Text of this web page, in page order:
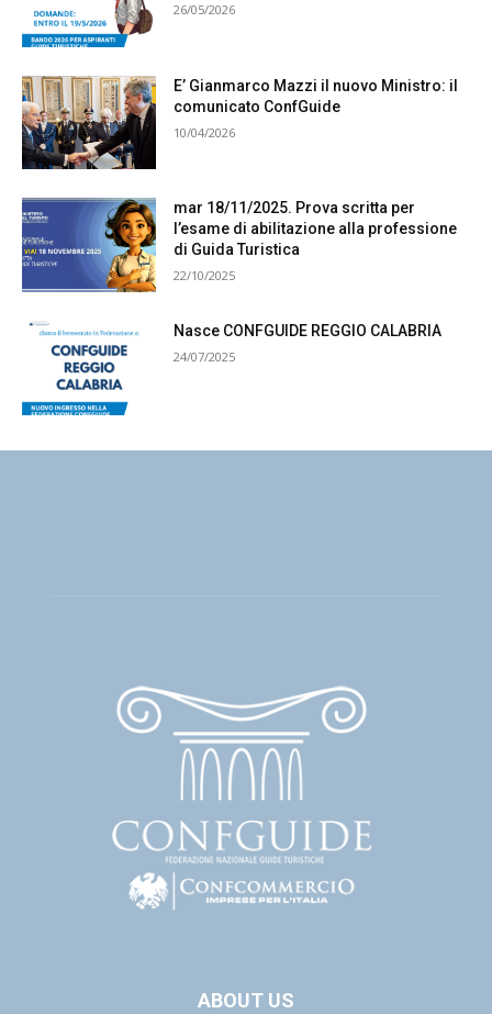
26/05/2026
E’ Gianmarco Mazzi il nuovo Ministro: il
comunicato ConfGuide
10/04/2026
mar 18/11/2025. Prova scritta per
l’esame di abilitazione alla professione
di Guida Turistica
22/10/2025
Nasce CONFGUIDE REGGIO CALABRIA
24/07/2025
ABOUT US